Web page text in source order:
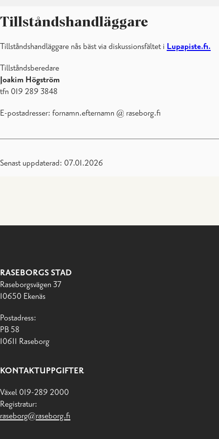
Tillståndshandläggare
Tillståndshandläggare nås bäst via diskussionsfältet i Lupapiste.fi.
Tillståndsberedare
Joakim Högström
tfn 019 289 3848
E-postadresser: fornamn.efternamn @ raseborg.fi
Senast uppdaterad: 07.01.2026
RASEBORGS STAD
Raseborgsvägen 37
10650 Ekenäs
Postadress:
PB 58
10611 Raseborg
KONTAKTUPPGIFTER
Växel 019-289 2000
Registratur:
raseborg@raseborg.fi